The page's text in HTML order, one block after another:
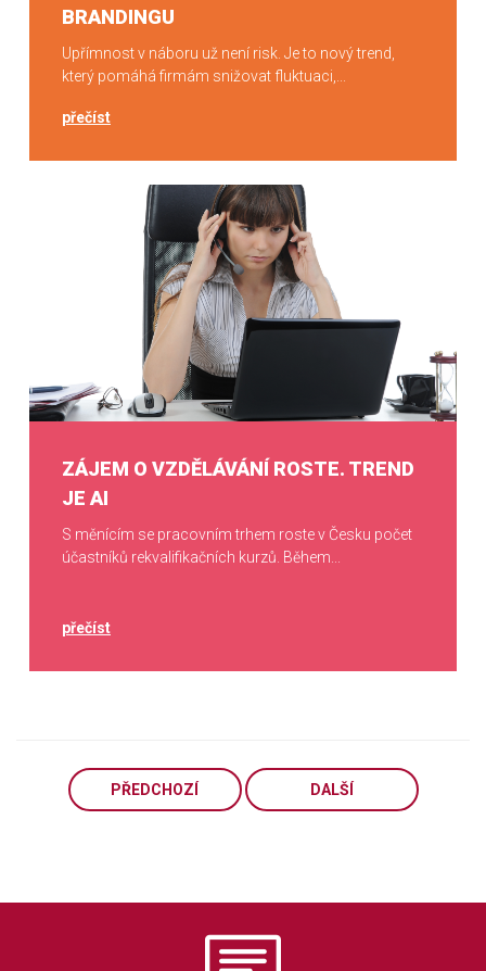
BRANDINGU
Upřímnost v náboru už není risk. Je to nový trend,
který pomáhá firmám snižovat fluktuaci,...
přečíst
ZÁJEM O VZDĚLÁVÁNÍ ROSTE. TREND
JE AI
S měnícím se pracovním trhem roste v Česku počet
účastníků rekvalifikačních kurzů. Během...
přečíst
PŘEDCHOZÍ DALŠÍ